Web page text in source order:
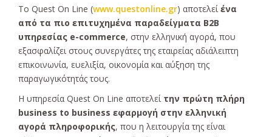
Το Quest On Line (www.questonline.gr) αποτελείένα
από τα πιο επιτυχημένα παραδείγματα B2B
υπηρεσίας e-commerce, στην ελληνική αγορά, που
εξασφαλίζει στους συνεργάτες της εταιρείας αδιάλειπτη
επικοινωνία, ευελιξία, οικονομία και αύξηση της
παραγωγικότητάς τους.
Η υπηρεσία Quest On Line αποτελεί την πρώτη πλήρη
business to business εφαρμογή στην ελληνική
αγορά πληροφορικής, που η λειτουργία της είναι